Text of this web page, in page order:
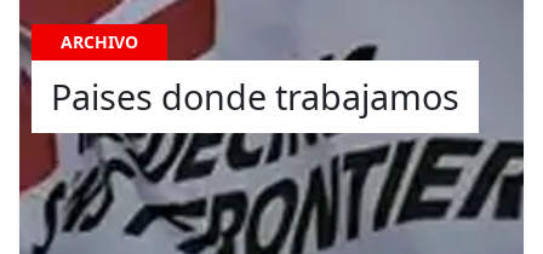
ARCHIVO
Paises donde trabajamos